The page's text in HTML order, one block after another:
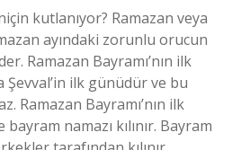
kutlanıyor? Ramazan veya
ayındaki zorunlu orucun
Ramazan Bayramı’nın ilk
Şevval’in ilk günüdür ve bu
Ramazan Bayramı’nın ilk
namazı kılınır. Bayram